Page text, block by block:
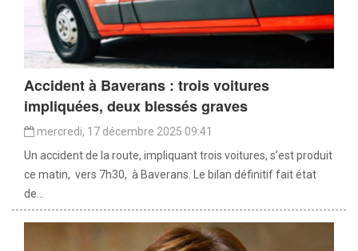
Accident à Baverans : trois voitures
impliquées, deux blessés graves
mercredi, 17 décembre 2025 09:41
Un accident de la route, impliquant trois voitures, s’est produit
ce matin, vers 7h30, à Baverans. Le bilan définitif fait état
de...